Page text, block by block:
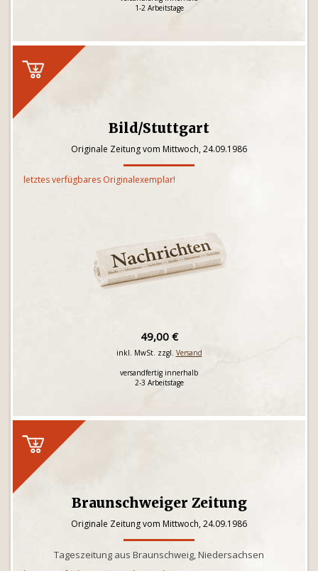
1-2 Arbeitstage
Bild/Stuttgart
Originale Zeitung vom Mittwoch, 24.09.1986
letztes verfügbares Originalexemplar!
49,00 €
inkl. MwSt. zzgl. Versand
versandfertig innerhalb
2-3 Arbeitstage
Braunschweiger Zeitung
Originale Zeitung vom Mittwoch, 24.09.1986
Tageszeitung aus Braunschweig, Niedersachsen